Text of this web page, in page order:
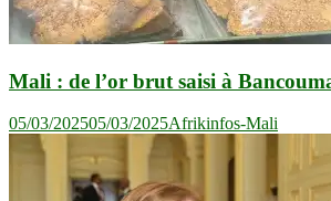
Mali : de l’or brut saisi à
05/03/202505/03/2025Afrikinfos-Mali